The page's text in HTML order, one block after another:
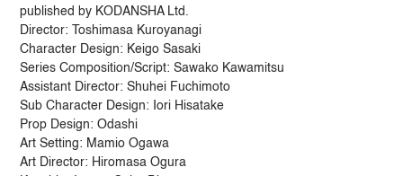
published by KODANSHA Ltd.
Director: Toshimasa Kuroyanagi
Character Design: Keigo Sasaki
Series Composition/Script: Sawako Kawamitsu
Assistant Director: Shuhei Fuchimoto
Sub Character Design: Iori Hisatake
Prop Design: Odashi
Art Setting: Mamio Ogawa
Art Director: Hiromasa Ogura